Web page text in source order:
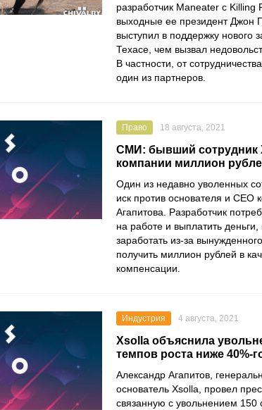
разработчик Maneater с Killing
выходные ее президент Джон
выступил в поддержку нового
Техасе, чем вызвал
В частности, от
один из партнеров.
Право 18 августа, 2021
СМИ: бывший сотрудник
компании миллион
Один из недавно уволенных
иск против основателя и CEO
Агапитова . Разработчик
на работе и выплатить
заработать из-за
получить миллион рублей в
компенсации.
Индустрия 4 августа, 2021
Xsolla объяснила
темпов роста ниже 40%-
Александр Агапитов ,
основатель Xsolla , провел
связанную с увольнением 150